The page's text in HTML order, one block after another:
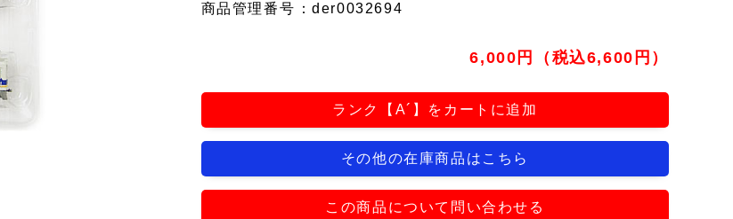
商品管理番号 ：der0032694
6,000円（税込6,600円）
ランク【A´】をカートに追加
その他の在庫商品はこちら
この商品について問い合わせる